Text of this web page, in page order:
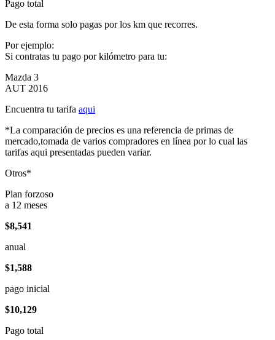
Pago total
De esta forma solo pagas por los km que recorres.
Por ejemplo:
Si contratas tu pago por kilómetro para tu:
Mazda 3
AUT 2016
Encuentra tu tarifa aqui
*La comparación de precios es una referencia de primas de
mercado,tomada de varios compradores en línea por lo cual las
tarifas aqui presentadas pueden variar.
Otros*
Plan forzoso
a 12 meses
$8,541
anual
$1,588
pago inicial
$10,129
Pago total